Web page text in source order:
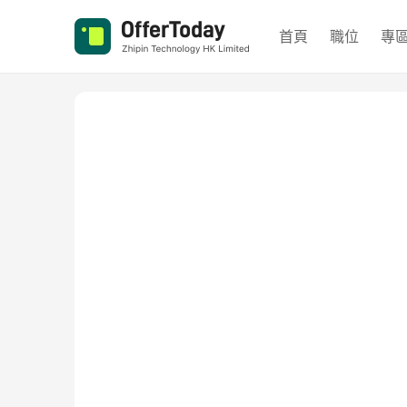
首頁 職位 專